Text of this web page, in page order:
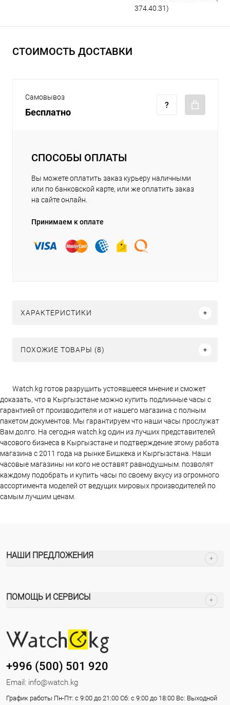
374.40.31)
СТОИМОСТЬ ДОСТАВКИ
Самовывоз
Бесплатно
СПОСОБЫ ОПЛАТЫ
Вы можете оплатить заказ курьеру наличными
или по банковской карте, или же оплатить заказ
на сайте онлайн.
Принимаем к оплате
ХАРАКТЕРИСТИКИ
ПОХОЖИЕ ТОВАРЫ (8)
Watch.kg готов разрушить устоявшееся мнение и сможет
доказать, что в Кыргызстане можно купить подлинные часы с
гарантией от производителя и от нашего магазина с полным
пакетом документов. Мы гарантируем что наши часы прослужат
Вам долго. На сегодня watch.kg один из лучших представителей
часового бизнеса в Кыргызстане и подтверждение этому работа
магазина c 2011 года на рынке Бишкека и Кыргызстана. Наши
часовые магазины ни кого не оставят равнодушным. позволят
каждому подобрать и купить часы по своему вкусу из огромного
ассортимента моделей от ведущих мировых производителей по
самым лучшим ценам.
НАШИ ПРЕДЛОЖЕНИЯ
ПОМОЩЬ И СЕРВИСЫ
+996 (500) 501 920
Email: info@watch.kg
График работы Пн-Пт: с 9:00 до 21:00 Сб: с 9:00 до 18:00 Вс: Выходной